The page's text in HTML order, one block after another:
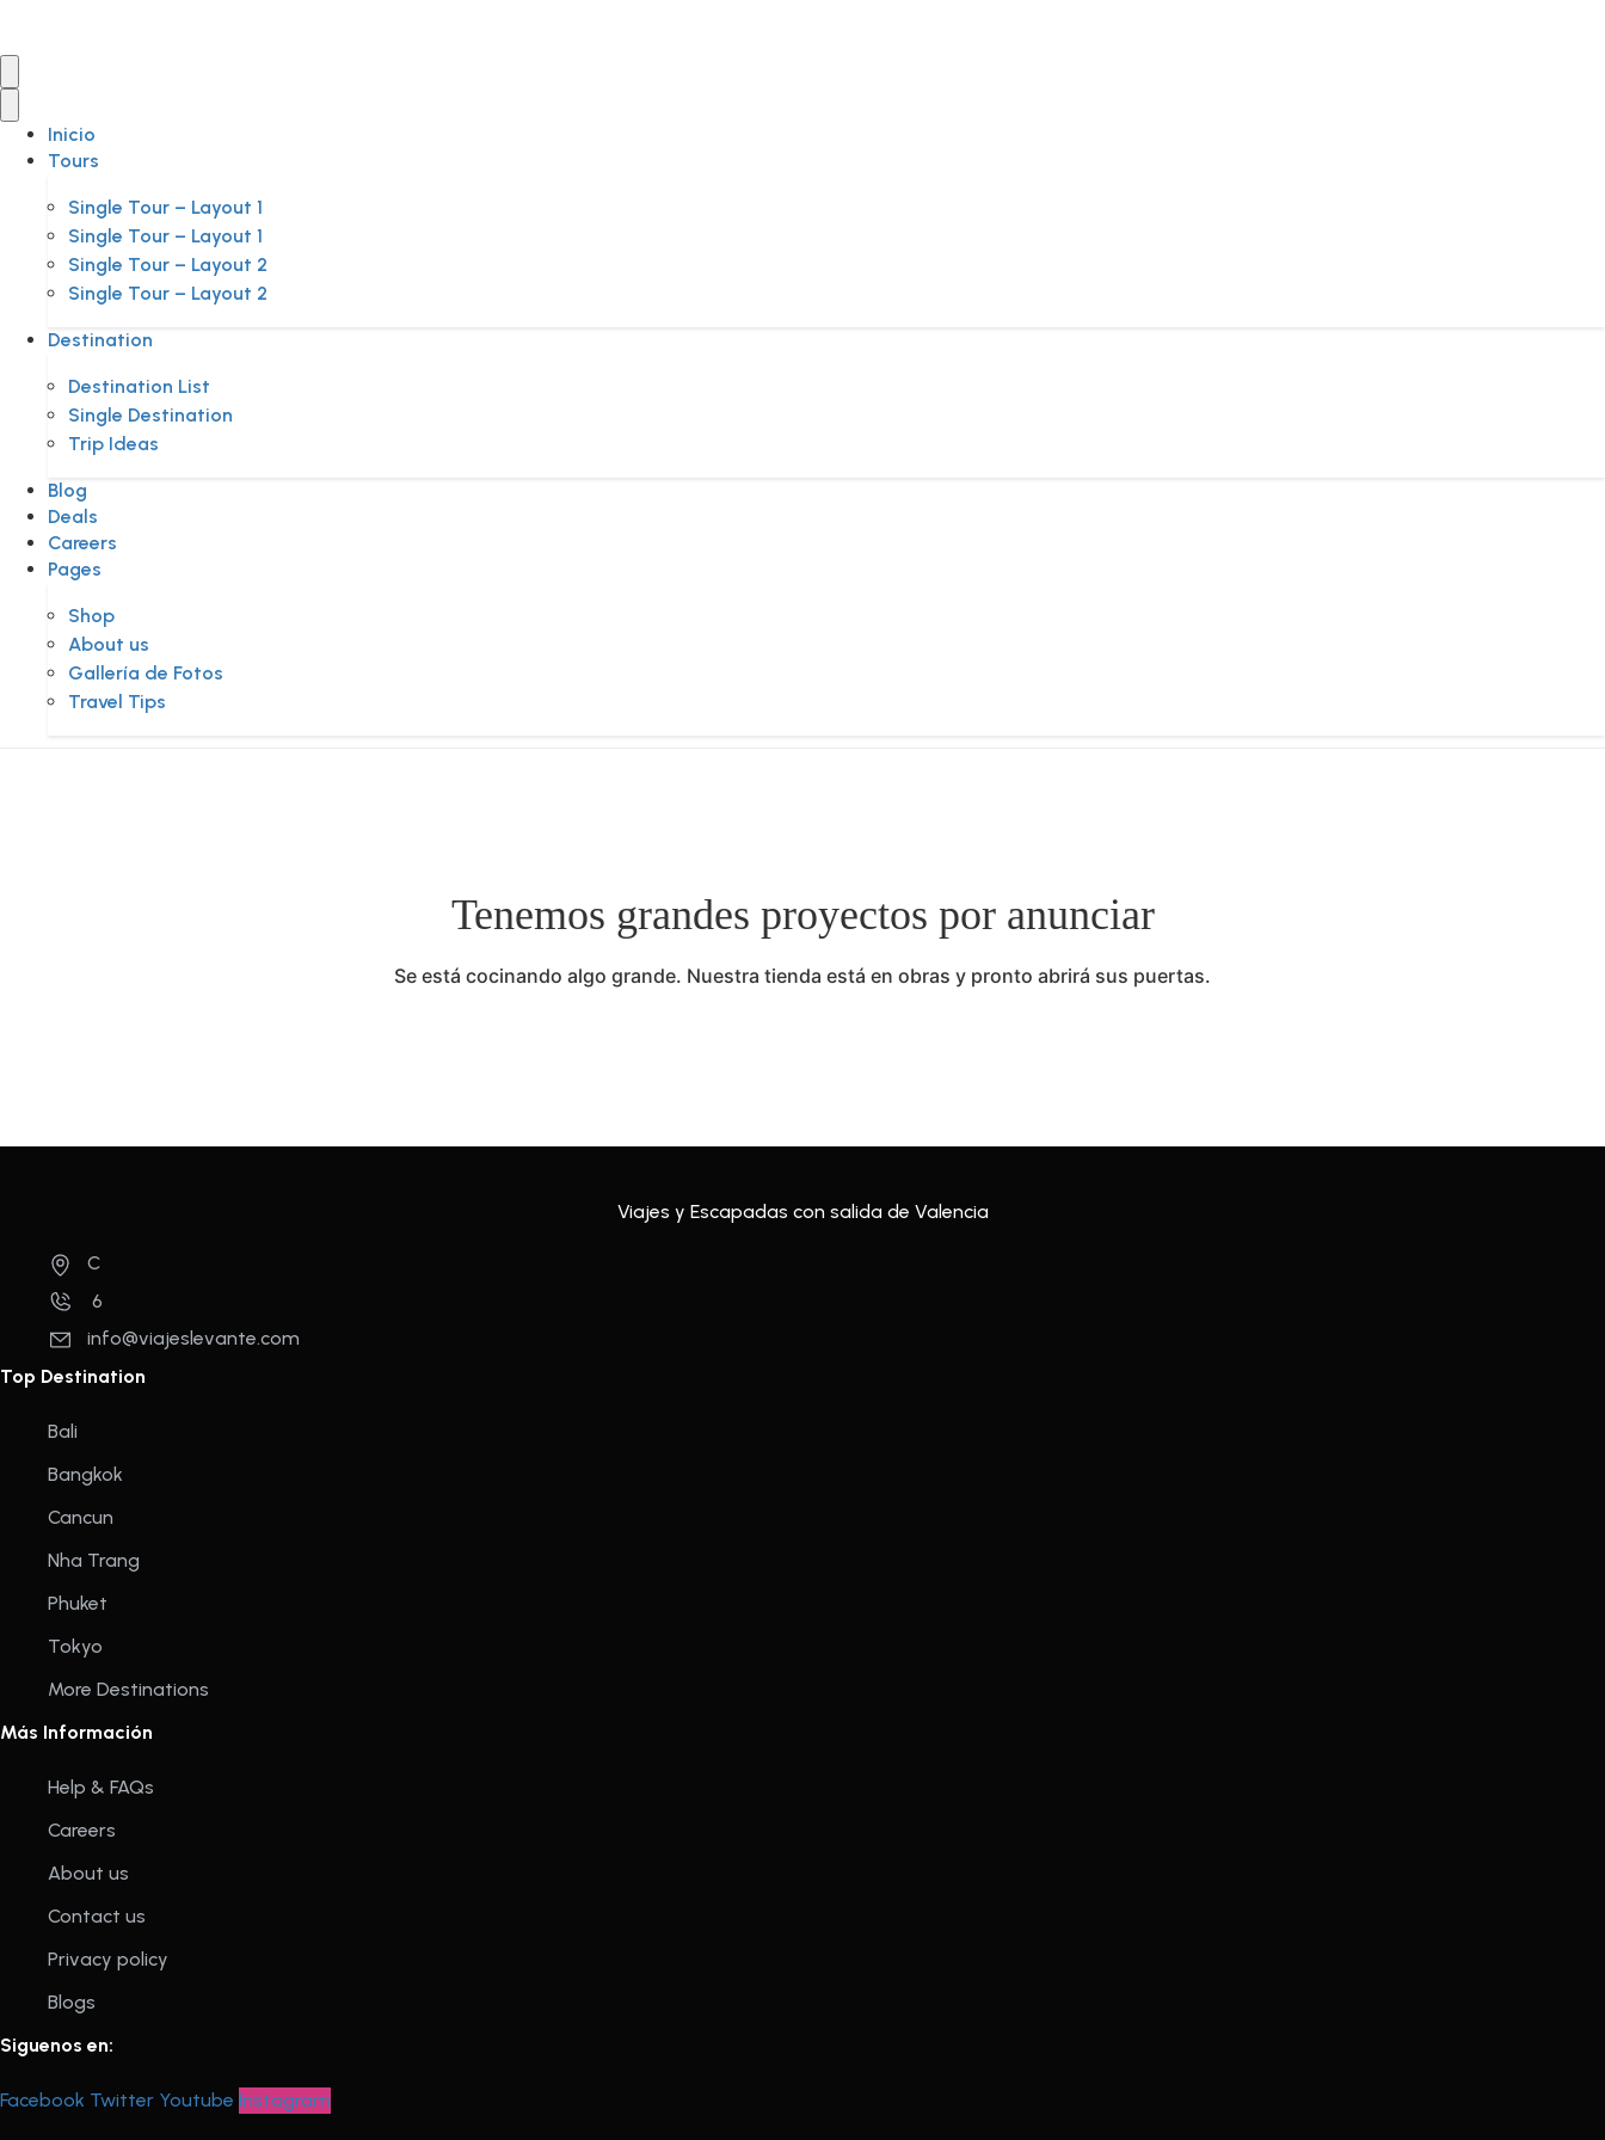
Inicio
Tours
Single Tour – Layout 1
Single Tour – Layout 1
Single Tour – Layout 2
Single Tour – Layout 2
Destination
Destination List
Single Destination
Trip Ideas
Blog
Deals
Careers
Pages
Shop
About us
Gallería de Fotos
Travel Tips
Tenemos grandes proyectos por anunciar
Se está cocinando algo grande. Nuestra tienda está en obras y pronto abrirá sus puertas.
Viajes y Escapadas con salida de Valencia
C
6
info@viajeslevante.com
Top Destination
Bali
Bangkok
Cancun
Nha Trang
Phuket
Tokyo
More Destinations
Más Información
Help & FAQs
Careers
About us
Contact us
Privacy policy
Blogs
Siguenos en:
Facebook Twitter Youtube Instagram